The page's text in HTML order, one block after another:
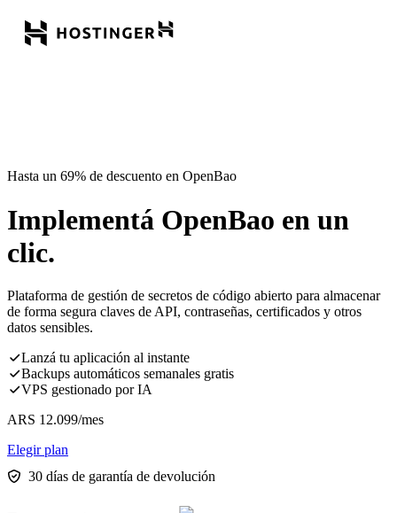
Hasta un 69% de descuento en OpenBao
Implementá OpenBao en un
clic.
Plataforma de gestión de secretos de código abierto para almacenar
de forma segura claves de API, contraseñas, certificados y otros
datos sensibles.
Lanzá tu aplicación al instante
Backups automáticos semanales gratis
VPS gestionado por IA
ARS 12.099/mes
Elegir plan
30 días de garantía de devolución